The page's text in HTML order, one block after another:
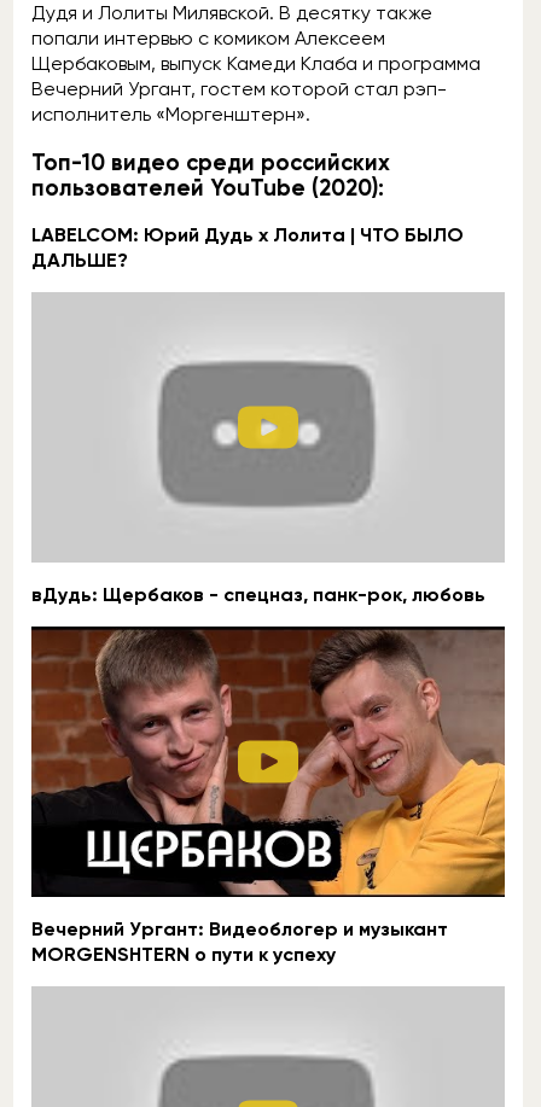
Дудя и Лолиты Милявской. В десятку также
попали интервью с комиком Алексеем
Щербаковым, выпуск Камеди Клаба и программа
Вечерний Ургант, гостем которой стал рэп-
исполнитель «Моргенштерн».
Топ-10 видео среди российских
пользователей YouTube (2020):
LABELCOM: Юрий Дудь х Лолита | ЧТО БЫЛО
ДАЛЬШЕ?
вДудь: Щербаков - спецназ, панк-рок, любовь
Вечерний Ургант: Видеоблогер и музыкант
MORGENSHTERN о пути к успеху